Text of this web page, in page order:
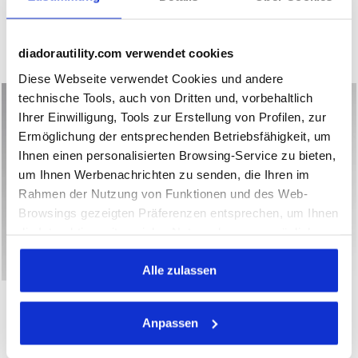
diadorautility.com verwendet cookies
Diese Webseite verwendet Cookies und andere
technische Tools, auch von Dritten und, vorbehaltlich
Ihrer Einwilligung, Tools zur Erstellung von Profilen, zur
Ermöglichung der entsprechenden Betriebsfähigkeit, um
Ihnen einen personalisierten Browsing-Service zu bieten,
um Ihnen Werbenachrichten zu senden, die Ihren im
Rahmen der Nutzung von Funktionen und des Web-
Browsings gezeigten Präferenzen entsprechen, um Ihnen
und/oder um Ihr Verhalten auf der Webseite zu
analysieren und zu überwachen. Wenn Sie auf
"Annehmen" klicken, erteilen Sie die Einwilligung zur
Profilerstellung, zur Analyse, auch im Zusammenhang
mit sozialen Netzwerken, dienenden Tools. Sie können
Alle zulassen
Anpassen
Neuheit
€ 55,00
Neuheit
Bermudashorts aus elastischem Baumwoll-Canvas
BERMUDA STRETCH 2.0
Arbeitsweste VEST MOVER
VEST MOVER 2.0